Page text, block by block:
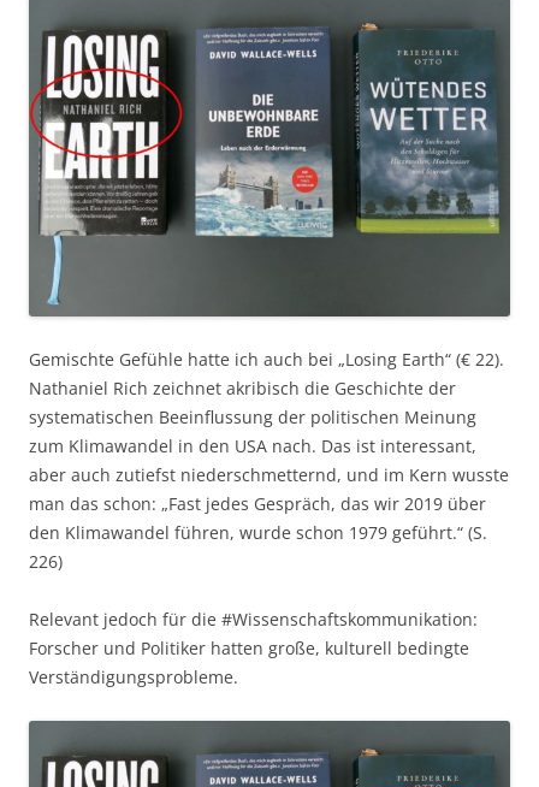
Gemischte Gefühle hatte ich auch bei „Losing Earth“ (€ 22).
Nathaniel Rich zeichnet akribisch die Geschichte der
systematischen Beeinflussung der politischen Meinung
zum Klimawandel in den USA nach. Das ist interessant,
aber auch zutiefst niederschmetternd, und im Kern wusste
man das schon: „Fast jedes Gespräch, das wir 2019 über
den Klimawandel führen, wurde schon 1979 geführt.“ (S.
226)
Relevant jedoch für die #Wissenschaftskommunikation:
Forscher und Politiker hatten große, kulturell bedingte
Verständigungsprobleme.